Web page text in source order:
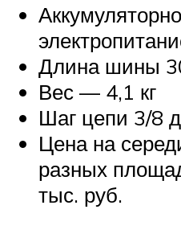
Длина шины
Вес — 4,1 кг
Шаг цепи 3/8
Цена на
разных
тыс. руб.